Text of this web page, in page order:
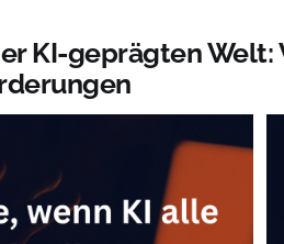
KI-geprägten Welt: